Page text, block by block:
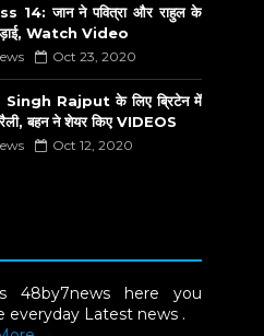
14: जान ने पवित्रा और राहुल के
Watch Video
Oct 23, 2020
Rajput के लिए ब्रिटेन में
बहन ने शेयर किए VIDEOS
Oct 12, 2020
48by7news here you
everyday Latest news .